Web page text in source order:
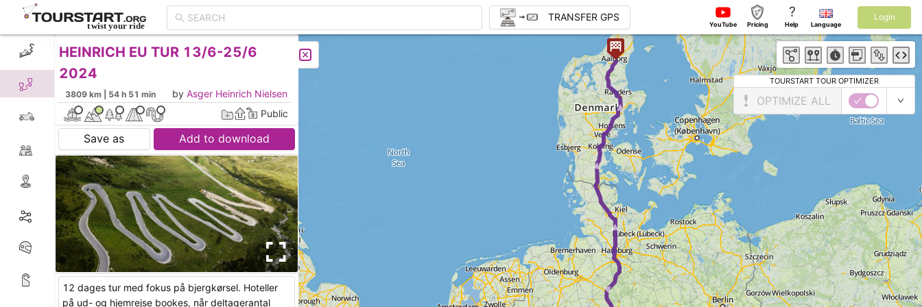
► ► ► ► ►
TRANSFER GPS
YouTube Pricing
?
Help Language
Login
CREATE TOUR LIST
HEINRICH EU TUR 13/6-25/6
2024
3809 km | 54 h 51 min by Asger Heinrich Nielsen
Public
Save as Add to download
12 dages tur med fokus på bjergkørsel. Hoteller
på ud- og hjemrejse bookes, når deltagerantal
TOURSTART TOUR OPTIMIZER
OPTIMIZE ALL